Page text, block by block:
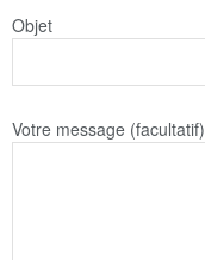
Objet
Votre message (facultatif)